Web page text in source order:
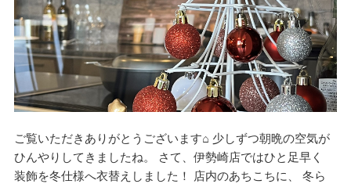
ご覧いただきありがとうございます⌂ 少しずつ朝晩の空気が
ひんやりしてきましたね。 さて、伊勢崎店ではひと足早く
装飾を冬仕様へ衣替えしました！ 店内のあちこちに、 冬ら